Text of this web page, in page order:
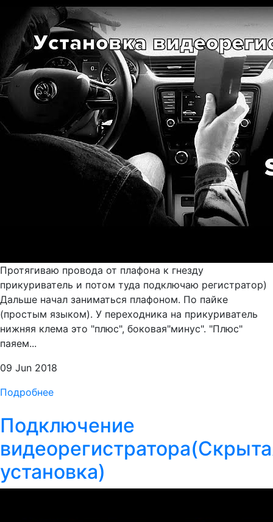
Протягиваю провода от плафона к гнезду
прикуриватель и потом туда подключаю регистратор)
Дальше начал заниматься плафоном. По пайке
(простым языком). У переходника на прикуриватель
нижняя клема это "плюс", боковая"минус". "Плюс"
паяем...
09 Jun 2018
Подробнее
Подключение
установка)